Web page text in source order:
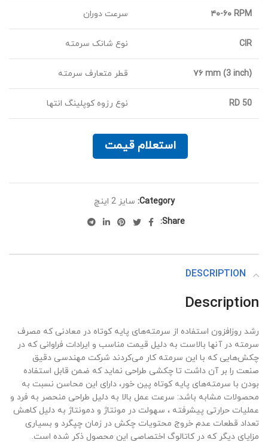
سرعت دوران ۴۰-۶۰ RPM
نوع شانک سرمته CIR
قطر متعارف سرمته ۷۶ mm (3 inch)
نوع رزوه کوپلینگ انتها RD 50
استعلام قیمت
Category: سایز 2 اینچ
Share:
DESCRIPTION
Description
رشد روزافزون استفاده از سرمته‌های پایه کوتاه در معادنی که مصرف
سرمته در آنها بالاست به دلیل قیمت مناسب و ایرادات فراوانی که در
چکش‌هایی که با این سرمته کار می‌کردند شرکت مهندسی دقیق
صنعت را بر آن داشت تا چکشی طراحی نماید که ضمن قابل استفاده
بودن با سرمته‌های پایه کوتاه پین خور، دارای این محاسن نسبت به
محصولات مشابه باشد: سرعت عمل بالا به دلیل طراحی منحصر به فرد و
عملیات حرارتی پیشرفته ، سهولت در مونتاژ و دمونتاژ به دلیل کاهش
تعداد قطعات عدم خروج محتویات چکش در زمان چپگرد و بسیاری
مزایای دیگر که در کاتالوگ اختصاصی این محصول ذکر شده است.